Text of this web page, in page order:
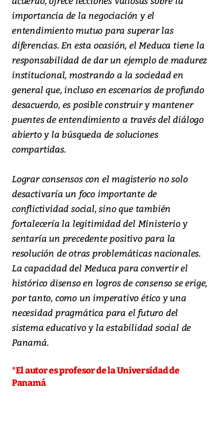
importancia de la negociación y el
entendimiento mutuo para superar las
diferencias. En esta ocasión, el Meduca tiene la
responsabilidad de dar un ejemplo de madurez
institucional, mostrando a la sociedad en
general que, incluso en escenarios de profundo
desacuerdo, es posible construir y mantener
puentes de entendimiento a través del diálogo
abierto y la búsqueda de soluciones
compartidas.
Lograr consensos con el magisterio no solo
desactivaría un foco importante de
conflictividad social, sino que también
fortalecería la legitimidad del Ministerio y
sentaría un precedente positivo para la
resolución de otras problemáticas nacionales.
La capacidad del Meduca para convertir el
histórico disenso en logros de consenso se erige,
por tanto, como un imperativo ético y una
necesidad pragmática para el futuro del
sistema educativo y la estabilidad social de
Panamá.
*El autor es profesor de la Universidad de
Panamá